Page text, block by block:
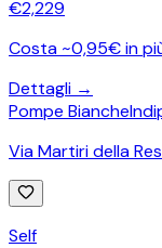
€2,229
Costa ~0,95€ in
Dettagli →
Pompe Bianche
Via Martiri della
Self